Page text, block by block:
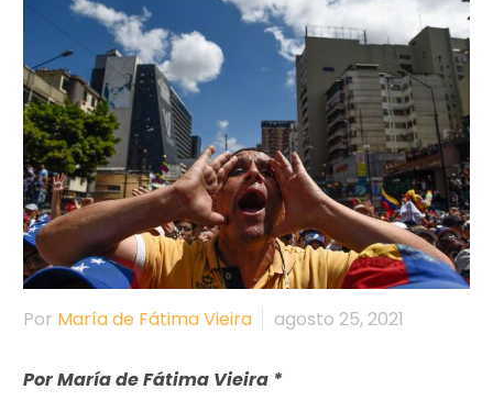
Por María de Fátima Vieira agosto 25, 2021
Por María de Fátima Vieira *